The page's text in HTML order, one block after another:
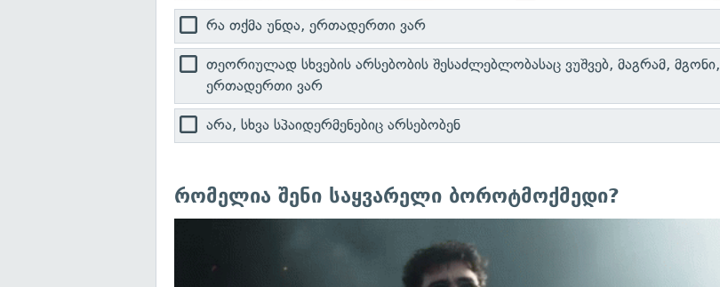
რა თქმა უნდა, ერთადერთი ვარ
თეორიულად სხვების არსებობის შესაძლებლობასაც ვუშვებ, მაგრამ, მგონი,
ერთადერთი ვარ
არა, სხვა სპაიდერმენებიც არსებობენ
რომელია შენი საყვარელი ბოროტმოქმედი?